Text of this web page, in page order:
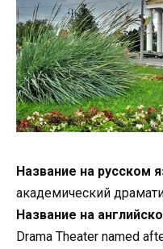
Название на русском
академический
Название на
Drama Theater named